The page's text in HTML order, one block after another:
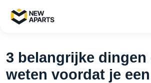
3 belangrijke dingen
weten voordat je